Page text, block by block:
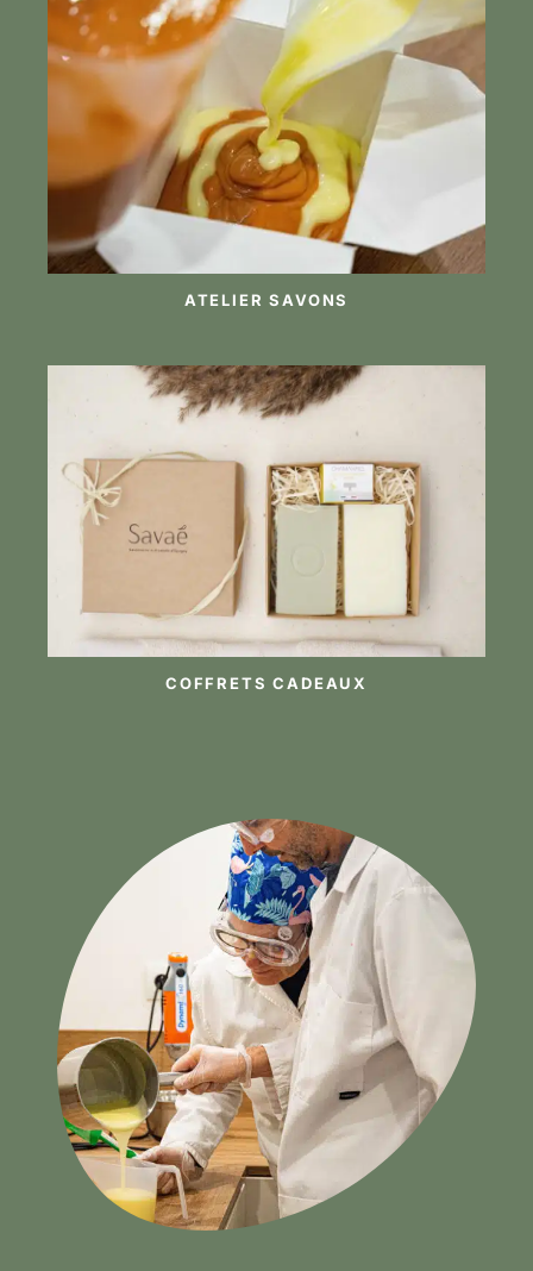
ATELIER SAVONS
COFFRETS CADEAUX